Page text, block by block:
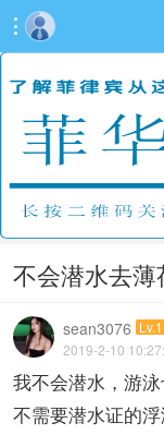

不会潜水去薄
sean3076
2019-2-10
我不会潜水，游
不需要潜水证的浮